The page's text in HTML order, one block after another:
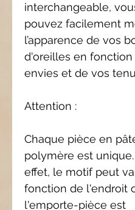
interchangeable,
pouvez facilement
l’apparence de vos
d'oreilles en fonction
envies et de vos
Attention :
Chaque pièce en
polymère est unique.
effet, le motif peut
fonction de l'endroit
l'emporte-pièce est